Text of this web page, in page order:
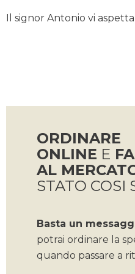
Il signor Antonio vi
ORDINARE
ONLINE E
AL
STATO COSI
Basta un
potrai ordinare la
quando passare a